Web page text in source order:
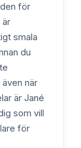
för
är
smala
du
när
är Jané
som vill
för